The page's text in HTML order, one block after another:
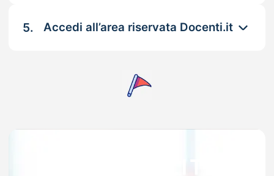
5. Accedi all’area riservata Docenti.it